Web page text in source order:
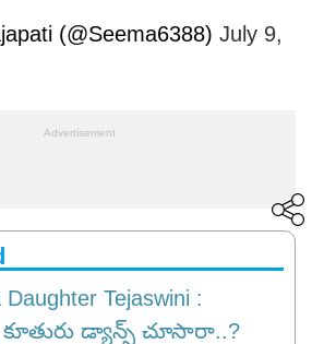
(@Seema6388) July 9,
Tejaswini :
డ్యాన్స్ చూసారా..?